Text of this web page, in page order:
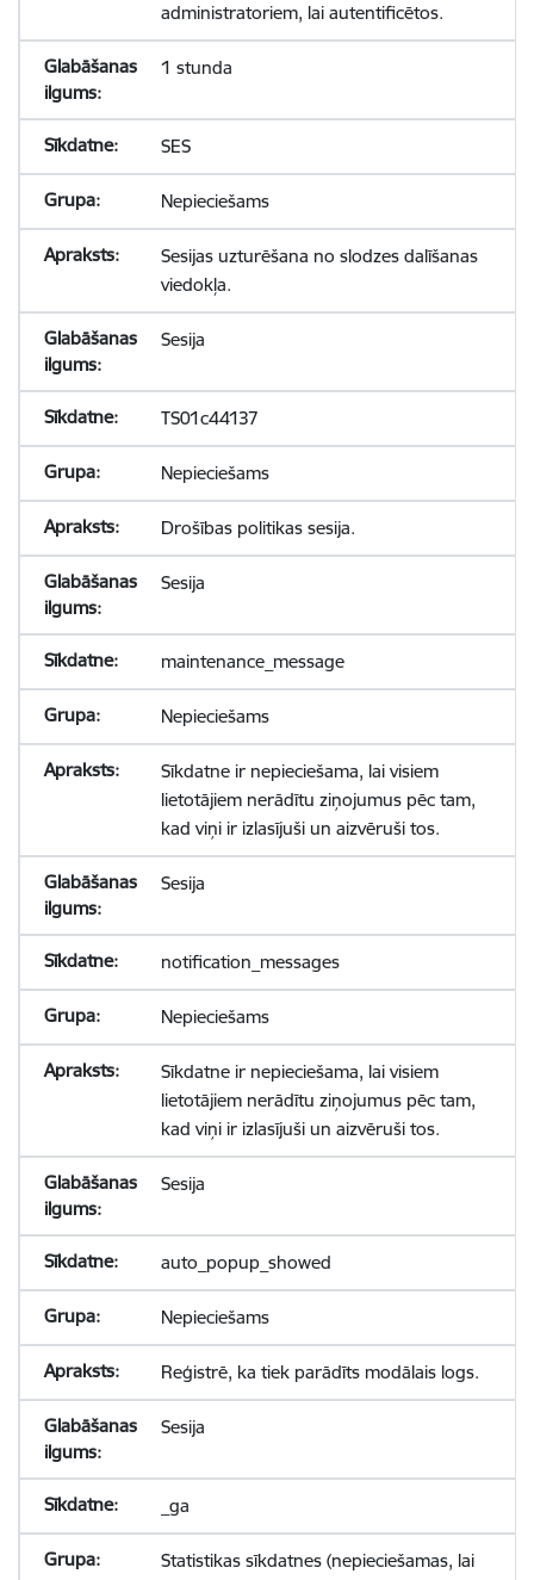
administratoriem, lai autentificētos.
1 stunda
SES
Nepieciešams
Sesijas uzturēšana no slodzes dalīšanas
viedokļa.
Sesija
TS01c44137
Nepieciešams
Drošības politikas sesija.
Sesija
maintenance_message
Nepieciešams
Sīkdatne ir nepieciešama, lai visiem
lietotājiem nerādītu ziņojumus pēc tam,
kad viņi ir izlasījuši un aizvēruši tos.
Sesija
notification_messages
Nepieciešams
Sīkdatne ir nepieciešama, lai visiem
lietotājiem nerādītu ziņojumus pēc tam,
kad viņi ir izlasījuši un aizvēruši tos.
Sesija
auto_popup_showed
Nepieciešams
Reģistrē, ka tiek parādīts modālais logs.
Sesija
_ga
Statistikas sīkdatnes (nepieciešamas, lai